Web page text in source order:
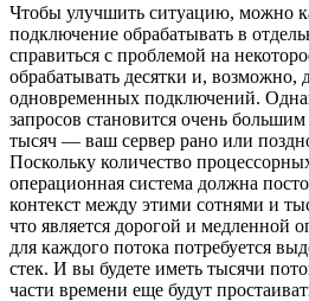
Чтобы улучшить ситуацию, можно
подключение обрабатывать в
справиться с проблемой на
обрабатывать десятки и, возможно,
одновременных подключений.
запросов становится очень
тысяч — ваш сервер рано или
Поскольку количество
операционная система должна
контекст между этими сотнями и
что является дорогой и медленной
для каждого потока потребуется
стек. И вы будете иметь тысячи
части времени еще будут